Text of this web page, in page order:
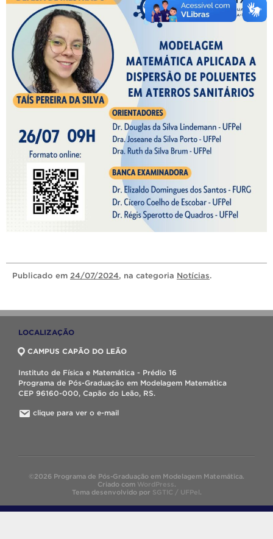
Publicado em 24/07/2024, na categoria Notícias.
LOCALIZAÇÃO
CAMPUS CAPÃO DO LEÃO
Instituto de Física e Matemática - Prédio 16
Programa de Pós-Graduação em Modelagem Matemática
CEP 96160-000, Capão do Leão, RS.
clique para ver o e-mail
©2026 Programa de Pós-Graduação em Modelagem Matemática.
Criado com WordPress.
Tema desenvolvido por SGTIC / UFPel.